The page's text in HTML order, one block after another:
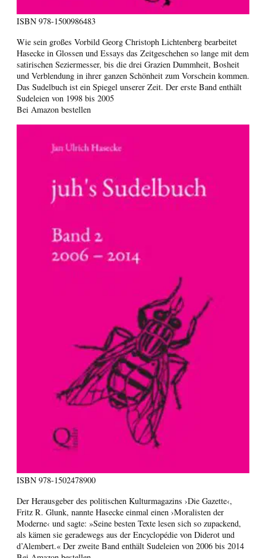
ISBN 978-1500986483
Wie sein großes Vorbild Georg Christoph Lichtenberg bearbeitet
Hasecke in Glossen und Essays das Zeitgeschehen so lange mit dem
satirischen Seziermesser, bis die drei Grazien Dummheit, Bosheit
und Verblendung in ihrer ganzen Schönheit zum Vorschein kommen.
Das Sudelbuch ist ein Spiegel unserer Zeit. Der erste Band enthält
Sudeleien von 1998 bis 2005
Bei Amazon bestellen
ISBN 978-1502478900
Der Herausgeber des politischen Kulturmagazins ›Die Gazette‹,
Fritz R. Glunk, nannte Hasecke einmal einen ›Moralisten der
Moderne‹ und sagte: »Seine besten Texte lesen sich so zupackend,
als kämen sie geradewegs aus der Encyclopédie von Diderot und
d’Alembert.« Der zweite Band enthält Sudeleien von 2006 bis 2014